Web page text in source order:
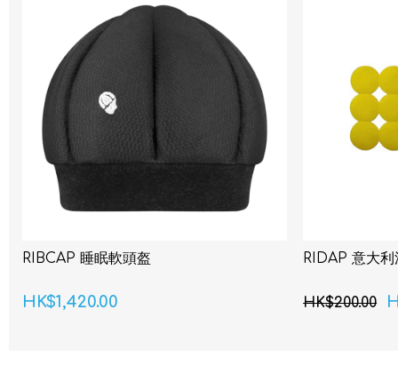
RIBCAP 睡眠軟頭盔
HK$1,420.00
RIDAP 意大
HK$200.00